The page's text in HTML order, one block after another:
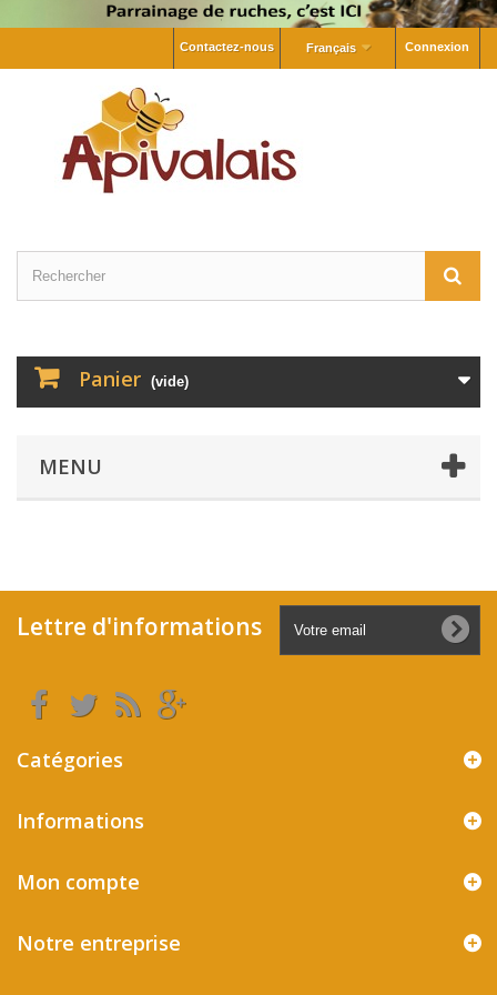
Connexion
Français
Contactez-nous
Panier (vide)
MENU
Lettre d'informations
Catégories
Informations
Mon compte
Notre entreprise